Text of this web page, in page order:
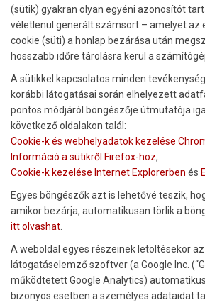
(sütik) gyakran olyan egyéni azonosítót
véletlenül generált számsort – amelyet az
cookie (süti) a honlap bezárása után
hosszabb időre tárolásra kerül a
A sütikkel kapcsolatos minden
korábbi látogatásai során elhelyezett
pontos módjáról böngészője útmutatója
következő oldalakon talál:
Cookie-k és webhelyadatok kezelése
Információ a sütikről Firefox-hoz,
Cookie-k kezelése Internet Explorerben és
Egyes böngészők azt is lehetővé teszik,
amikor bezárja, automatikusan törlik a
itt olvashat
A weboldal egyes részeinek letöltésekor
látogatáselemző szoftver (a Google Inc.
működtetett Google Analytics)
bizonyos esetben a személyes adataidat